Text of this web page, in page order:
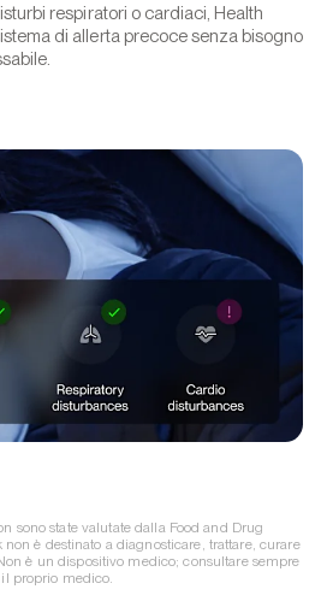
respiratori o cardiaci, Health
di allerta precoce senza bisogno
sono state valutate dalla Food and Drug
è destinato a diagnosticare, trattare, curare
è un dispositivo medico; consultare sempre
il proprio medico.